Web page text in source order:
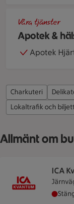
Apotek &
Våra tjänster
Apotek
Charkuteri
Lokaltrafik och
Allmänt om
ICA
ICA